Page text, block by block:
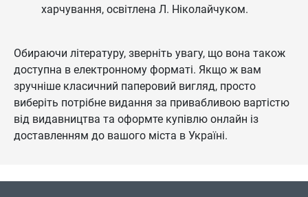
харчування, освітлена Л. Ніколайчуком.
Обираючи літературу, зверніть увагу, що вона також
доступна в електронному форматі. Якщо ж вам
зручніше класичний паперовий вигляд, просто
виберіть потрібне видання за привабливою вартістю
від видавництва та оформте купівлю онлайн із
доставленням до вашого міста в Україні.